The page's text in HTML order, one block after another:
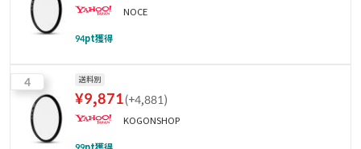
NOCE
94pt獲得
4 送料別
¥9,871(+4,881)
KOGONSHOP